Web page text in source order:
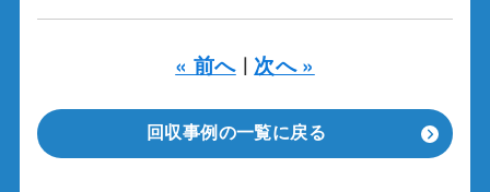
« 前へ｜ 次へ »
回収事例の一覧に戻る